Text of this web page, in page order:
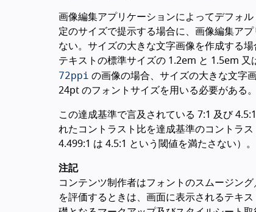
画像編集アプリケーションによってデフォ
定のサイズで提示する場合に、画像編集ア
ない。サイズの大きな文字画像を作成する
テキストの標準サイズの 1.2em と 1.5em 又
72ppi の画像の場合、サイズの大きな文字
24pt のフォントサイズを用いる必要がある。
この達成基準で言及されている 7:1 及び
れたコントラスト比を達成基準のコントラ
4.499:1 は 4.5:1 という閾値を満たさない）。
注記
コンテンツ制作者はフォントのスムージン
を評価するときは、画面に表示されるテキ